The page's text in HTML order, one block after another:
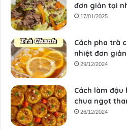
đơn giản tại
17/01/2025
Cách pha trà
nhiệt đơn giản
29/12/2024
Cách làm
chua ngọt
26/12/2024